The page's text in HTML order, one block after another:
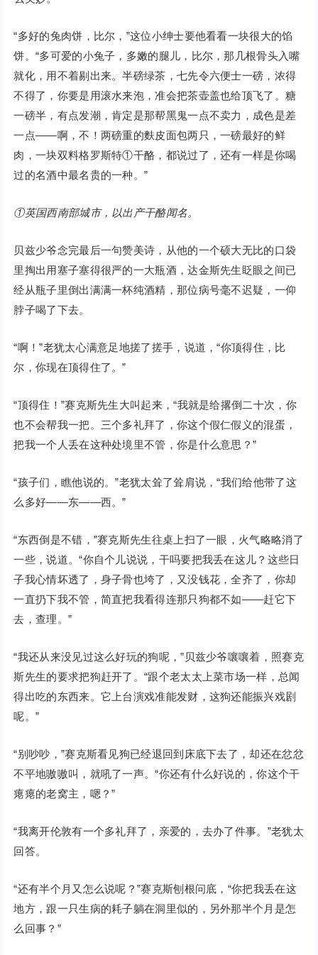
“多好的兔肉饼，比尔，”这位小绅士要他看看一块很大的馅
饼。“多可爱的小兔子，多嫩的腿儿，比尔，那几根骨头入嘴
就化，用不着剔出来。半磅绿茶，七先令六便士一磅，浓得
不得了，你要是用滚水来泡，准会把茶壶盖也给顶飞了。糖
一磅半，有点发潮，肯定是那帮黑鬼一点不卖力，成色是差
一点——啊，不！两磅重的麩皮面包两只，一磅最好的鲜
肉，一块双料格罗斯特①干酪，都说过了，还有一样是你喝
过的名酒中最名贵的一种。”
①英国西南部城市，以出产干酪闻名。
贝兹少爷念完最后一句赞美诗，从他的一个硕大无比的口袋
里掏出用塞子塞得很严的一大瓶酒，达金斯先生眨眼之间已
经从瓶子里倒出满满一杯纯酒精，那位病号毫不迟疑，一仰
脖子喝了下去。
“啊！”老犹太心满意足地搓了搓手，说道，“你顶得住，比
尔，你现在顶得住了。”
“顶得住！”赛克斯先生大叫起来，“我就是给撂倒二十次，你
也不会帮我一把。三个多礼拜了，你这个假仁假义的混蛋，
把我一个人丢在这种处境里不管，你是什么意思？”
“孩子们，瞧他说的。”老犹太耸了耸肩说，“我们给他带了这
么多好——东——西。”
“东西倒是不错，”赛克斯先生往桌上扫了一眼，火气略略消了
一些，说道。“你自个儿说说，干吗要把我丢在这儿？这些日
子我心情坏透了，身子骨也垮了，又没钱花，全齐了，你却
一直扔下我不管，简直把我看得连那只狗都不如——赶它下
去，查理。”
“我还从来没见过这么好玩的狗呢，”贝兹少爷嚷嚷着，照赛克
斯先生的要求把狗赶开了。“跟个老太太上菜市场一样，总闻
得出吃的东西来。它上台演戏准能发财，这狗还能振兴戏剧
呢。”
“别吵吵，”赛克斯看见狗已经退回到床底下去了，却还在忿忿
不平地嗷嗷叫，就吼了一声。“你还有什么好说的，你这个干
瘪瘪的老窝主，嗯？”
“我离开伦敦有一个多礼拜了，亲爱的，去办了件事。”老犹太
回答。
“还有半个月又怎么说呢？”赛克斯刨根问底，“你把我丢在这
地方，跟一只生病的耗子躺在洞里似的，另外那半个月是怎
么回事？”